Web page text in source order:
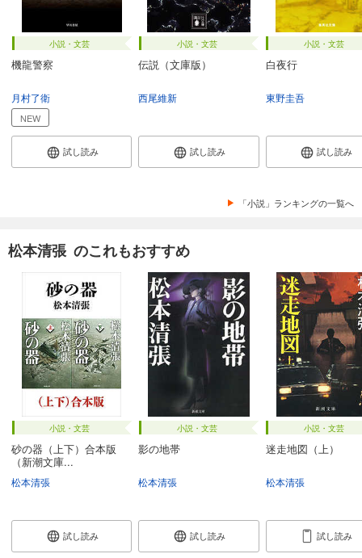
小説・文芸
機龍警察
月村了衛
NEW
試し読み
小説・文芸
伝説（文庫版）
西尾維新
試し読み
小説・文芸
白夜行
東野圭吾
試し読み
「小説」ランキングの一覧へ
松本清張 のこれもおすすめ
小説・文芸
砂の器（上下）合本版
（新潮文庫...
松本清張
試し読み
小説・文芸
影の地帯
松本清張
試し読み
小説・文芸
迷走地図（上）
松本清張
試し読み